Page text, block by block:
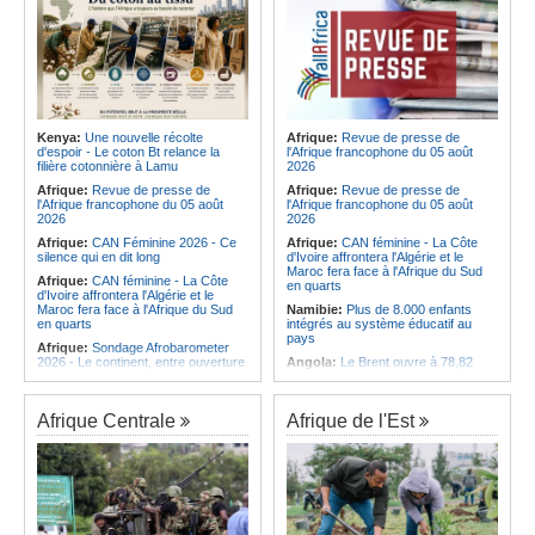
Kenya: Une nouvelle récolte
d'espoir - Le coton Bt relance la
filière cotonnière à Lamu
Afrique: Revue de presse de
l'Afrique francophone du 05 août
2026
Afrique: CAN Féminine 2026 - Ce
silence qui en dit long
Afrique: CAN féminine - La Côte
d'Ivoire affrontera l'Algérie et le
Maroc fera face à l'Afrique du Sud
en quarts
Afrique: Sondage Afrobarometer
2026 - Le continent, entre ouverture
Afrique:L'Éthiopie accueillera la
76e session du Comité régional de
l'OMS pour le continent
Afrique:La chaîne Canal+ va
diffuser l'ensemble des coupes
d'Europe de football sur le continent
Afrique:Les soins de santé
passent aussi par les familles et les
Afrique: Revue de presse de
l'Afrique francophone du 05 août
2026
Afrique: Revue de presse de
l'Afrique francophone du 05 août
2026
Afrique: CAN féminine - La Côte
d'Ivoire affrontera l'Algérie et le
Maroc fera face à l'Afrique du Sud
en quarts
Namibie: Plus de 8.000 enfants
intégrés au système éducatif au
pays
Angola: Le Brent ouvre à 78,82
Angola:Une commission présente
son plan d'intervention en cas de
catastrophe à Huambo
Angola:L'IDF renforce l'application
de la loi pour préserver la faune
sauvage
Angola:Les chasseurs angolais
préconisent la numérisation du
Afrique Centrale Afrique de l'Est